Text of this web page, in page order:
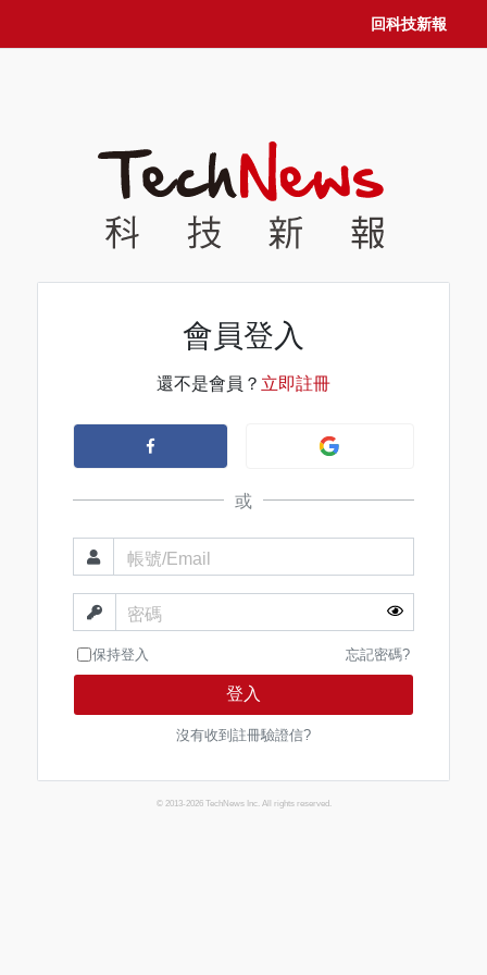
回科技新報
會員登入
還不是會員？ 立即註冊
或
帳號/Email
密碼
保持登入 忘記密碼?
登入
沒有收到註冊驗證信?
© 2013-2026 TechNews Inc. All rights reserved.